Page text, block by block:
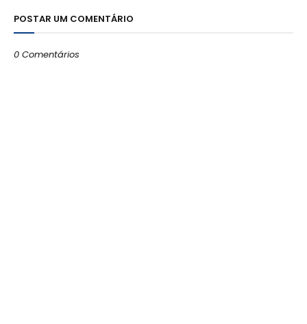
POSTAR UM COMENTÁRIO
0 Comentários